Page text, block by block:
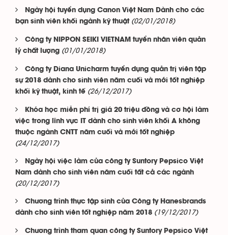
Ngày hội tuyển dụng Canon Việt Nam Dành cho các
bạn sinh viên khối ngành kỹ thuật (02/01/2018)
Công ty NIPPON SEIKI VIETNAM tuyển nhân viên quản
lý chất lượng (01/01/2018)
Công ty Diana Unicharm tuyển dụng quản trị viên tập
sự 2018 dành cho sinh viên năm cuối và mới tốt nghiệp
khối kỹ thuật, kinh tế (26/12/2017)
Khóa học miễn phí trị giá 20 triệu đồng và cơ hội làm
việc trong lĩnh vực IT dành cho sinh viên khối A không
thuộc ngành CNTT năm cuối và mới tốt nghiệp
(24/12/2017)
Ngày hội việc làm của công ty Suntory Pepsico Việt
Nam dành cho sinh viên năm cuối tất cả các ngành
(20/12/2017)
Chương trình thực tập sinh của Công ty Hanesbrands
dành cho sinh viên tốt nghiệp năm 2018 (19/12/2017)
Chương trình tham quan công ty Suntory Pepsico Việt